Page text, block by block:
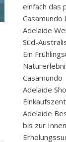
einfach das
Casamundo
Adelaide
Süd-
Ein
Casamundo
Adelaide
Adelaide
bis zur